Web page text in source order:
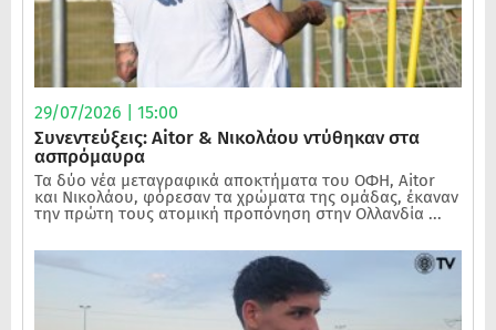
29/07/2026 | 15:00
Συνεντεύξεις: Aitor & Νικολάου ντύθηκαν στα
ασπρόμαυρα
Τα δύο νέα μεταγραφικά αποκτήματα του ΟΦΗ, Aitor
και Νικολάου, φόρεσαν τα χρώματα της ομάδας, έκαναν
την πρώτη τους ατομική προπόνηση στην Ολλανδία ...